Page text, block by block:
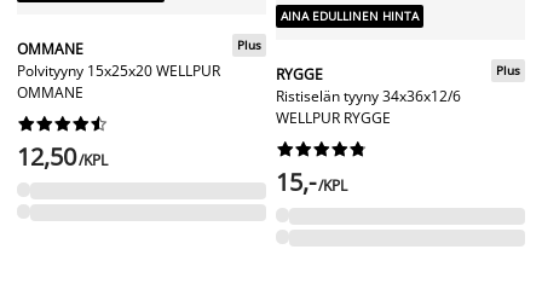
OMMANE
Polvityyny 15x25x20 WELLPUR
OMMANE
Plus






12,50/KPL
AINA EDULLINEN HINTA
RYGGE
Ristiselän tyyny 34x36x12/6
WELLPUR RYGGE
Plus






15,-/KPL